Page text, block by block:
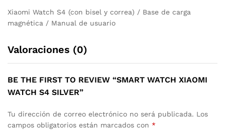
Xiaomi Watch S4 (con bisel y correa) / Base de carga
magnética / Manual de usuario
Valoraciones (0)
BE THE FIRST TO REVIEW “SMART WATCH XIAOMI
WATCH S4 SILVER”
Tu dirección de correo electrónico no será publicada. Los
campos obligatorios están marcados con *